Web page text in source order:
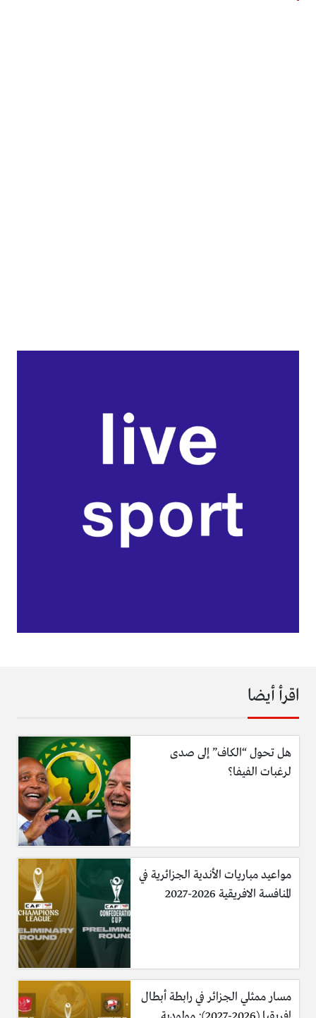
اقرأ أيضا
هل تحول “الكاف” إلى صدى
لرغبات الفيفا؟
مواعيد مباريات الأندية الجزائرية في
المنافسة الافريقية 2026-2027
مسار ممثلي الجزائر في رابطة أبطال